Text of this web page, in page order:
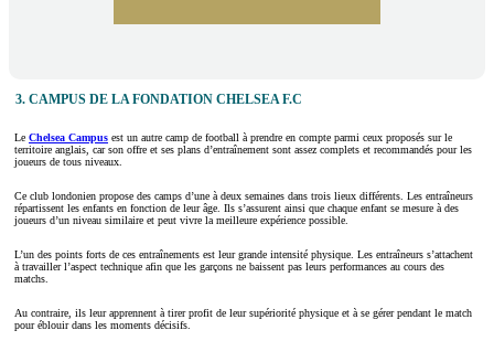
3. CAMPUS DE LA FONDATION CHELSEA F.C
Le Chelsea Campus est un autre camp de football à prendre en compte parmi ceux proposés sur le
territoire anglais, car son offre et ses plans d’entraînement sont assez complets et recommandés pour les
joueurs de tous niveaux.
Ce club londonien propose des camps d’une à deux semaines dans trois lieux différents. Les entraîneurs
répartissent les enfants en fonction de leur âge. Ils s’assurent ainsi que chaque enfant se mesure à des
joueurs d’un niveau similaire et peut vivre la meilleure expérience possible.
L’un des points forts de ces entraînements est leur grande intensité physique. Les entraîneurs s’attachent
à travailler l’aspect technique afin que les garçons ne baissent pas leurs performances au cours des
matchs.
Au contraire, ils leur apprennent à tirer profit de leur supériorité physique et à se gérer pendant le match
pour éblouir dans les moments décisifs.